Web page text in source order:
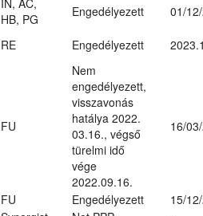
IN, AC,
HB, PG
Engedélyezett
01/
RE Engedélyezett
FU
Nem
engedélyezett,
visszavonás
hatálya 2022.
03.16., végső
türelmi idő
vége
2022.09.16.
16/
FU Engedélyezett
15/